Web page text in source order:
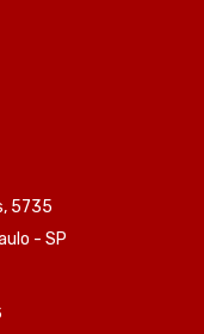
5735
- SP